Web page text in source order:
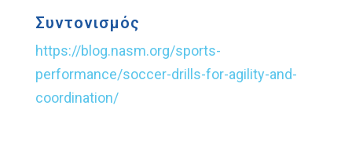
Συντονισμός
https://blog.nasm.org/sports-
performance/soccer-drills-for-agility-and-
coordination/